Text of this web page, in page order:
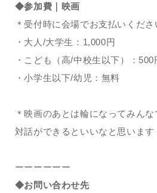
◆参加費｜映画
＊受付時に会場でお支払いくださ
・大人/大学生：1,000円
・こども（高/中校生以下）：500
・小学生以下/幼児：無料
＊映画のあとは輪になってみんな
対話ができるといいなと思います
ーーーーーー
◆お問い合わせ先